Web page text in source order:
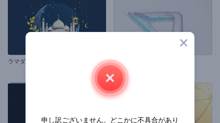
ラマダンムバラクの動画 建築ロゴ動画
申し訳ございません。どこかに不具合があり